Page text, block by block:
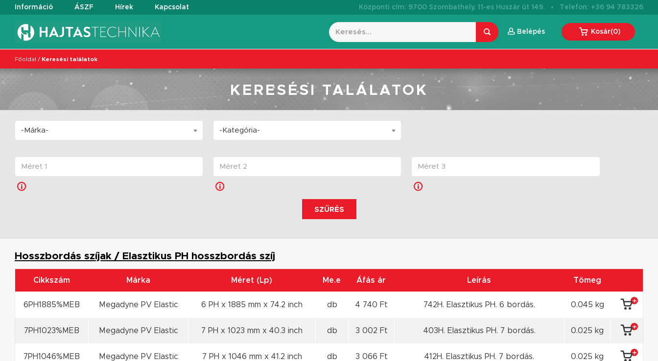
Információ ÁSZF Hírek Kapcsolat Központi cím: 9700 Szombathely, 11-es Huszár út 149. · Telefon: +36 94 783326
Belépés Kosár(0)
Főoldal / Keresési találatok
KERESÉSI TALÁLATOK
-Márka- -Kategória-
SZŰRÉS
Hosszbordás szíjak / Elasztikus PH hosszbordás szíj
Cikkszám Márka Méret (Lp) Me.e Áfás ár Leírás Tömeg
6PH1885%MEB Megadyne PV Elastic 6 PH x 1885 mm x 74.2 inch db 4 740 Ft 742H. Elasztikus PH. 6 bordás. 0.045 kg
7PH1023%MEB Megadyne PV Elastic 7 PH x 1023 mm x 40.3 inch db 3 002 Ft 403H. Elasztikus PH. 7 bordás. 0.025 kg
7PH1046%MEB Megadyne PV Elastic 7 PH x 1046 mm x 41.2 inch db 3 066 Ft 412H. Elasztikus PH. 7 bordás. 0.025 kg